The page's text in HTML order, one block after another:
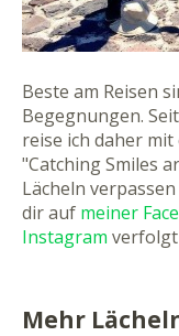
Beste am Reisen
Begegnungen.
reise ich daher
"Catching Smiles
Lächeln
dir auf meiner
Instagram verfolgt
Mehr